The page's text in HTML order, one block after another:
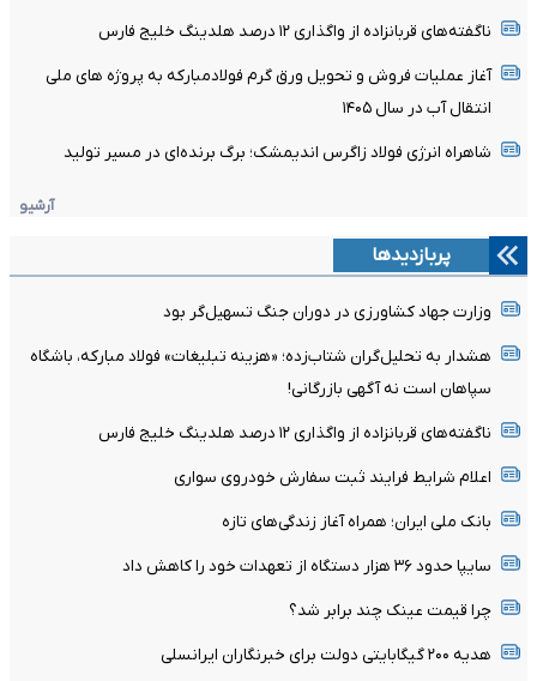
ناگفته‌های قربانزاده از واگذاری ۱۲ درصد هلدینگ خلیج فارس
آغاز عملیات فروش و تحویل ورق گرم فولادمبارکه به پروژه های ملی
انتقال آب در سال ۱۴۰۵
شاهراه انرژی فولاد زاگرس اندیمشک؛ برگ برنده‌ای در مسیر تولید
آرشیو
پربازدیدها
وزارت جهاد کشاورزی در دوران جنگ تسهیل‌گر بود
هشدار به تحلیل‌گران شتاب‌زده؛ «هزینه تبلیغات» فولاد مبارکه، باشگاه
سپاهان است نه آگهی بازرگانی!
ناگفته‌های قربانزاده از واگذاری ۱۲ درصد هلدینگ خلیج فارس
اعلام شرایط فرایند ثبت سفارش خودروی سواری
بانک ملی ایران؛ همراه آغاز زندگی‌های تازه
سایپا حدود ۳۶ هزار دستگاه از تعهدات خود را کاهش داد
چرا قیمت عینک چند برابر شد؟
هدیه ۲۰۰ گیگابایتی دولت برای خبرنگاران ایرانسلی